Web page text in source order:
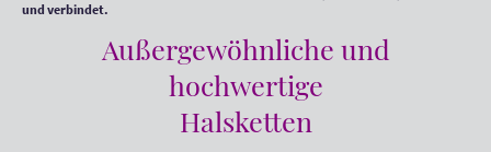
und verbindet.
Außergewöhnliche und
hochwertige
Halsketten